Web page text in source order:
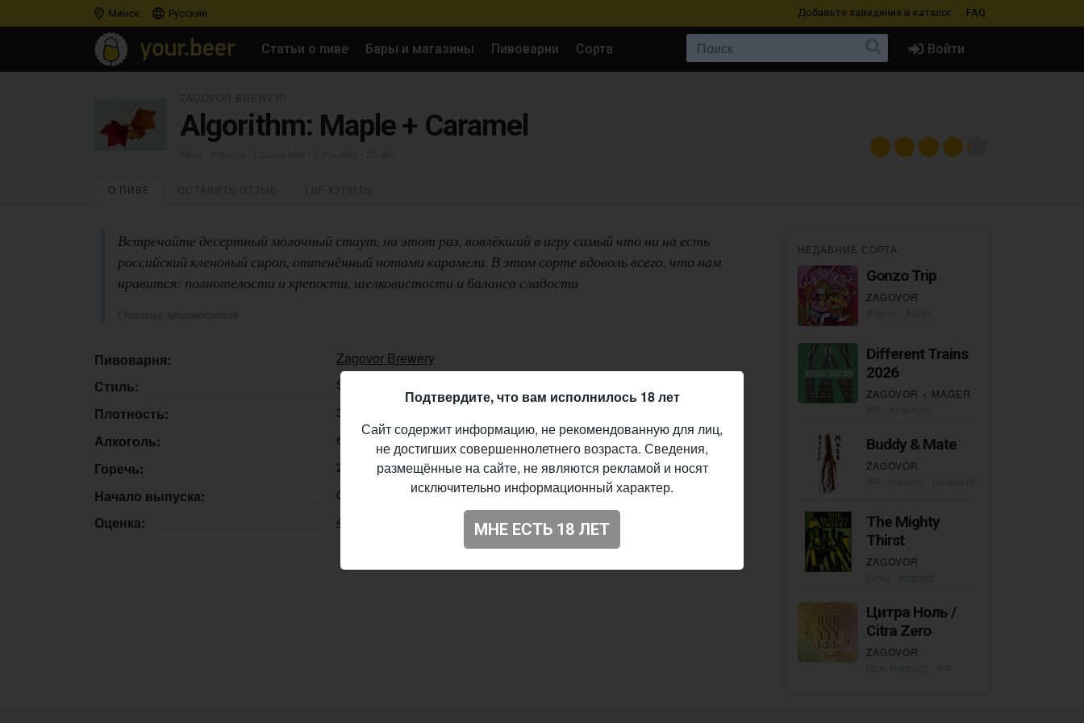
Минск Русский Добавьте заведение в каталог FAQ
Статьи о пиве Бары и магазины Пивоварни Сорта Войти
Algorithm: Maple + Caramel
О ПИВЕ
Встречайте десертный молочный стаут, на этот раз, вовлёкший в игру самый что ни на есть
российский кленовый сироп, оттенённый нотами карамели. В этом сорте вдоволь всего, что нам
нравится: полнотелости и крепости, шелковистости и баланса сладости
Описание производителя
Пивоварня:
Zagovor Brewery
Стиль:
Stout - Imperial / Double Milk
Плотность:
31,0%
Алкоголь:
6,8%
Горечь:
25 IBU
Начало выпуска:
03.06.2019
Оценка:
4.158
НЕДАВНИЕ СОРТА
Gonzo Trip
ZAGOVOR
Different Trains
2026
ZAGOVOR × MAGER
Buddy & Mate
ZAGOVOR
The Mighty
Thirst
ZAGOVOR
Цитра Ноль /
Citra Zero
ZAGOVOR
Подтвердите, что вам исполнилось 18 лет
Сайт содержит информацию, не рекомендованную для лиц,
не достигших совершеннолетнего возраста. Сведения,
размещённые на сайте, не являются рекламой и носят
исключительно информационный характер.
МНЕ ЕСТЬ 18 ЛЕТ